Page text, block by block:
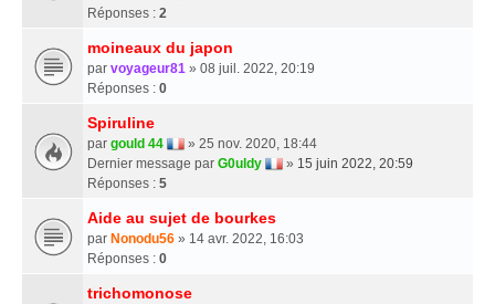
Réponses : 2
moineaux du japon
par voyageur81 » 08 juil. 2022, 20:19
Réponses : 0
Spiruline
par gould 44
» 25 nov. 2020, 18:44
Dernier message par G0uldy » 15 juin 2022, 20:59
Réponses : 5
Aide au sujet de bourkes
par Nonodu56 » 14 avr. 2022, 16:03
Réponses : 0
trichomonose